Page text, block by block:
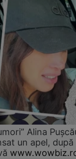
Alina
un apel, după